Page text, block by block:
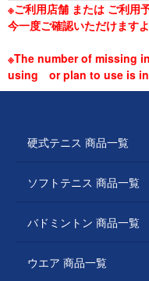
※ご利用店舗 または ご利用
今一度ご確認いただけます
※The number of missing
using or plan to use is
硬式テニス 商品一覧
ソフトテニス 商品一覧
バドミントン 商品一覧
ウエア 商品一覧